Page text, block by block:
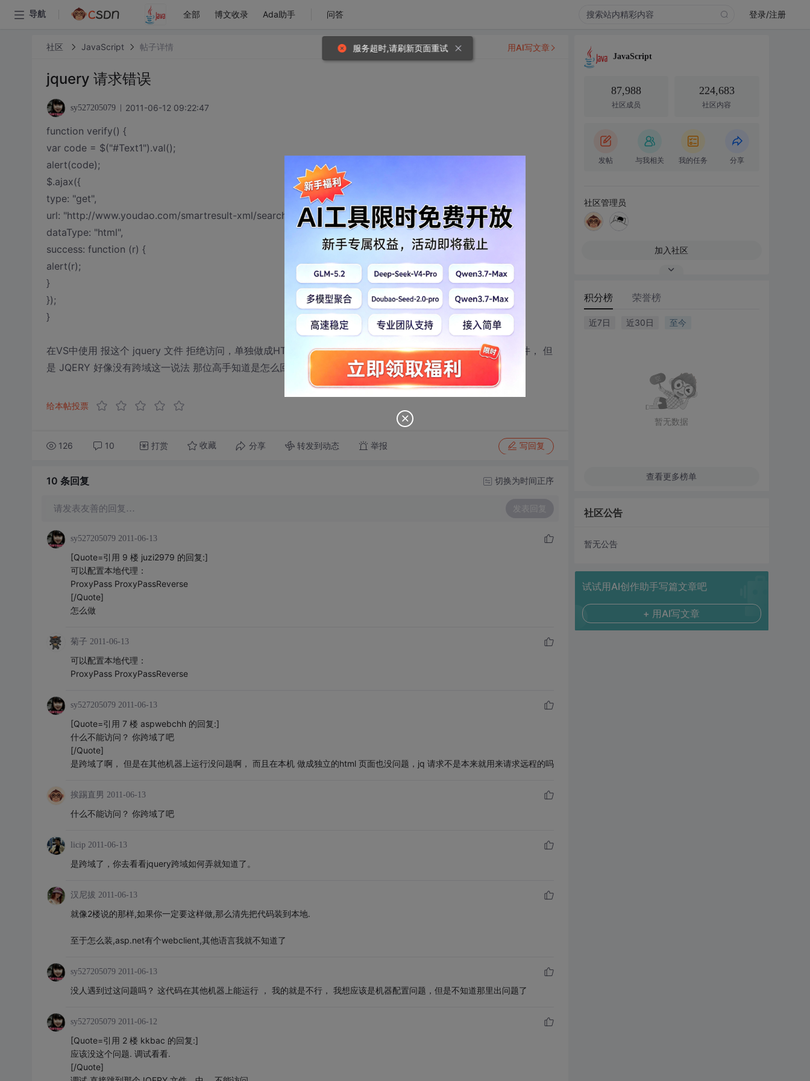
导航 全部 博文收录 Ada助手 问答 登录/注册
社区 JavaScript 帖子详情
jquery 请求错误
sy527205079 2011-06-12 09:22:47
function verify() {
var code = $("#Text1").val();
alert(code);
$.ajax({
type: "get",
url: "http://www.youdao.com/smartresult-xml/search.s?type=id&q=" + code,
dataType: "html",
success: function (r) {
alert(r);
}
});
}
在VS中使用 报这个 jquery 文件 拒绝访问，单独做成HTML 页面 就运行正常， 好像VS 中不能 请求项目外的文件， 但
是 JQERY 好像没有跨域这一说法 那位高手知道是怎么回事， 急求 在线等
给本帖投票
126 10 打赏 收藏 分享 转发到动态 举报 写回复
用AI写文章
10 条回复 切换为时间正序
请发表友善的回复… 发表回复
sy527205079 2011-06-13
[Quote=引用 9 楼 juzi2979 的回复:]
可以配置本地代理：
ProxyPass ProxyPassReverse
[/Quote]
怎么做
菊子 2011-06-13
可以配置本地代理：
ProxyPass ProxyPassReverse
sy527205079 2011-06-13
[Quote=引用 7 楼 aspwebchh 的回复:]
什么不能访问？ 你跨域了吧
[/Quote]
是跨域了啊， 但是在其他机器上运行没问题啊， 而且在本机 做成独立的html 页面也没问题，jq 请求不是本来就用来请求远程的吗
挨踢直男 2011-06-13
什么不能访问？ 你跨域了吧
licip 2011-06-13
是跨域了，你去看看jquery跨域如何弄就知道了。
汉尼拔 2011-06-13
就像2楼说的那样,如果你一定要这样做,那么清先把代码装到本地.
至于怎么装,asp.net有个webclient,其他语言我就不知道了
sy527205079 2011-06-13
没人遇到过这问题吗？ 这代码在其他机器上能运行 ， 我的就是不行， 我想应该是机器配置问题，但是不知道那里出问题了
sy527205079 2011-06-12
[Quote=引用 2 楼 kkbac 的回复:]
应该没这个问题. 调试看看.
[/Quote]
JavaScript
87,988
社区成员
224,683
社区内容
发帖 与我相关 我的任务 分享
社区管理员
加入社区
积分榜 荣誉榜
近7日 近30日 至今
暂无数据
查看更多榜单
社区公告
暂无公告
试试用AI创作助手写篇文章吧
+ 用AI写文章
服务超时,请刷新页面重试